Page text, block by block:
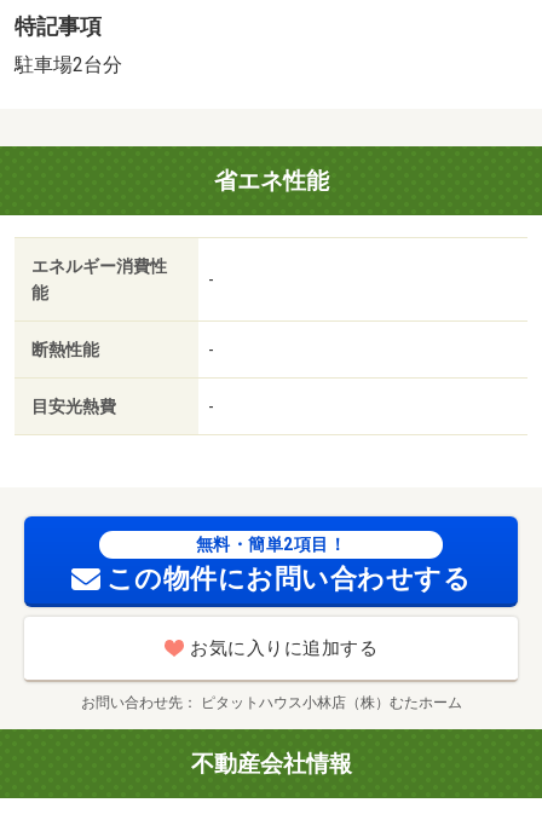
／小林市立小林中学校（中学校）まで２４２７ｍ／まがた
保育園（幼稚園・保育園）まで４１３ｍ／宮崎県立小林高
特記事項
駐車場2台分
省エネ性能
エネルギー消費性
能
-
断熱性能 -
目安光熱費 -
無料・簡単2項目！
この物件にお問い合わせする
お気に入りに追加する
お問い合わせ先 ピタットハウス小林店（株）むたホーム
不動産会社情報